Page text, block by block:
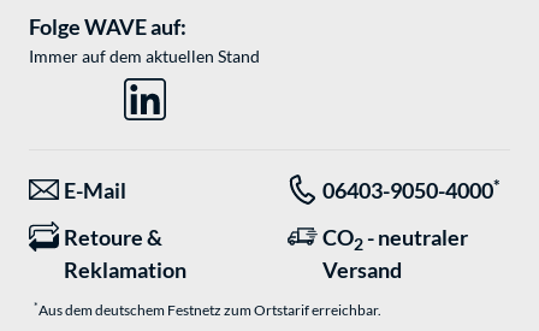
Folge WAVE auf:
Immer auf dem aktuellen Stand
E-Mail 06403-9050-4000*
Retoure &
Reklamation
CO2 - neutraler
Versand
*Aus dem deutschem Festnetz zum Ortstarif erreichbar.